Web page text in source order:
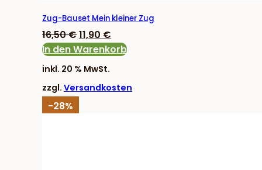
Zug-Bauset Mein kleiner Zug
16,50€Ursprünglicher
Preis
war:
11,90 €Aktueller
Preis
In den Warenkorb
inkl. 20 % MwSt.
zzgl. Versandkosten
-28%